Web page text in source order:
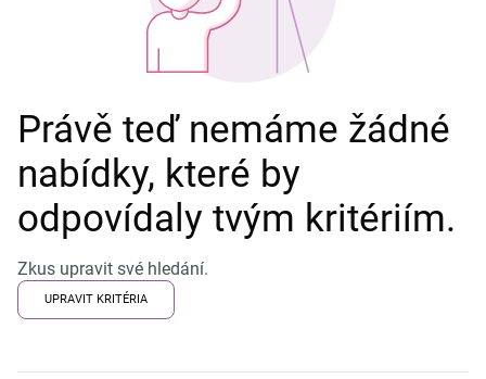
Právě teď nemáme žádné
nabídky, které by
odpovídaly tvým kritériím.
Zkus upravit své hledání.
UPRAVIT KRITÉRIA